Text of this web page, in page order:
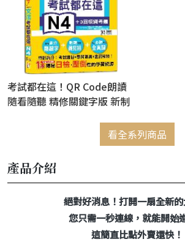
考試都在這！QR Code朗讀
隨看隨聽 精修關鍵字版 新制
法N4（25K+QR Code線上音看全系列商品
產品介紹
絕對好消息！打開一扇全新的
您只需一秒連線，就能開始
這簡直比點外賣還快！